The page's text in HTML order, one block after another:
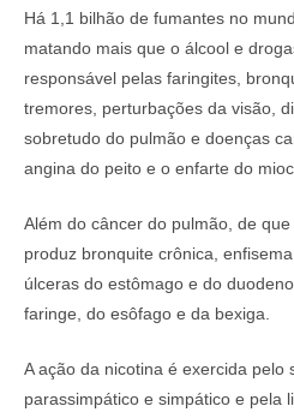
Há 1,1 bilhão de fumantes no
matando mais que o álcool e
responsável pelas faringites,
tremores, perturbações da visão,
sobretudo do pulmão e doenças
angina do peito e o enfarte do
Além do câncer do pulmão, de
produz bronquite crônica,
úlceras do estômago e do
faringe, do esôfago e da bexiga.
A ação da nicotina é exercida pelo
parassimpático e simpático e pela